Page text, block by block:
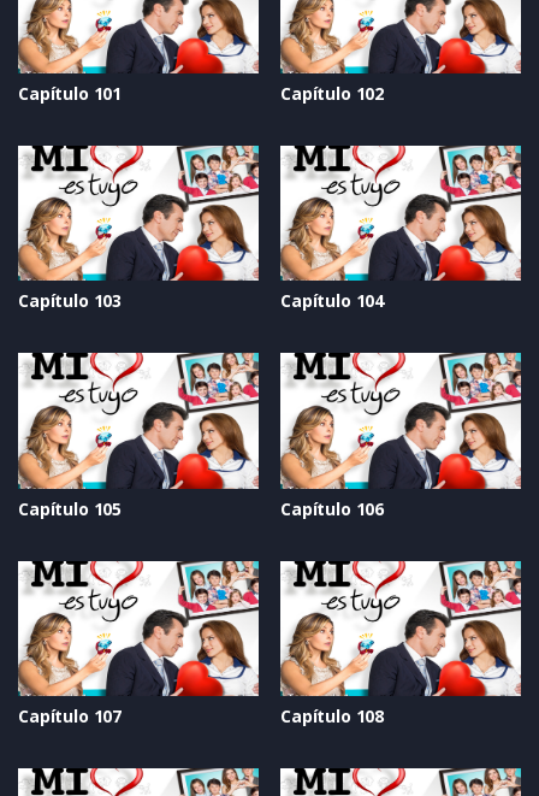
Capítulo 101 Capítulo 102
Capítulo 103 Capítulo 104
Capítulo 105 Capítulo 106
Capítulo 107 Capítulo 108